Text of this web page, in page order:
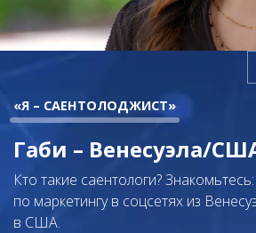
«Я – САЕНТОЛОДЖИСТ»
Габи – Венесуэла/
Кто такие саентологи?
по маркетингу в соцсетях из
в США.